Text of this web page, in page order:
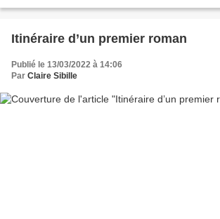
Itinéraire d’un premier roman
Publié le 13/03/2022 à 14:06
Par Claire Sibille